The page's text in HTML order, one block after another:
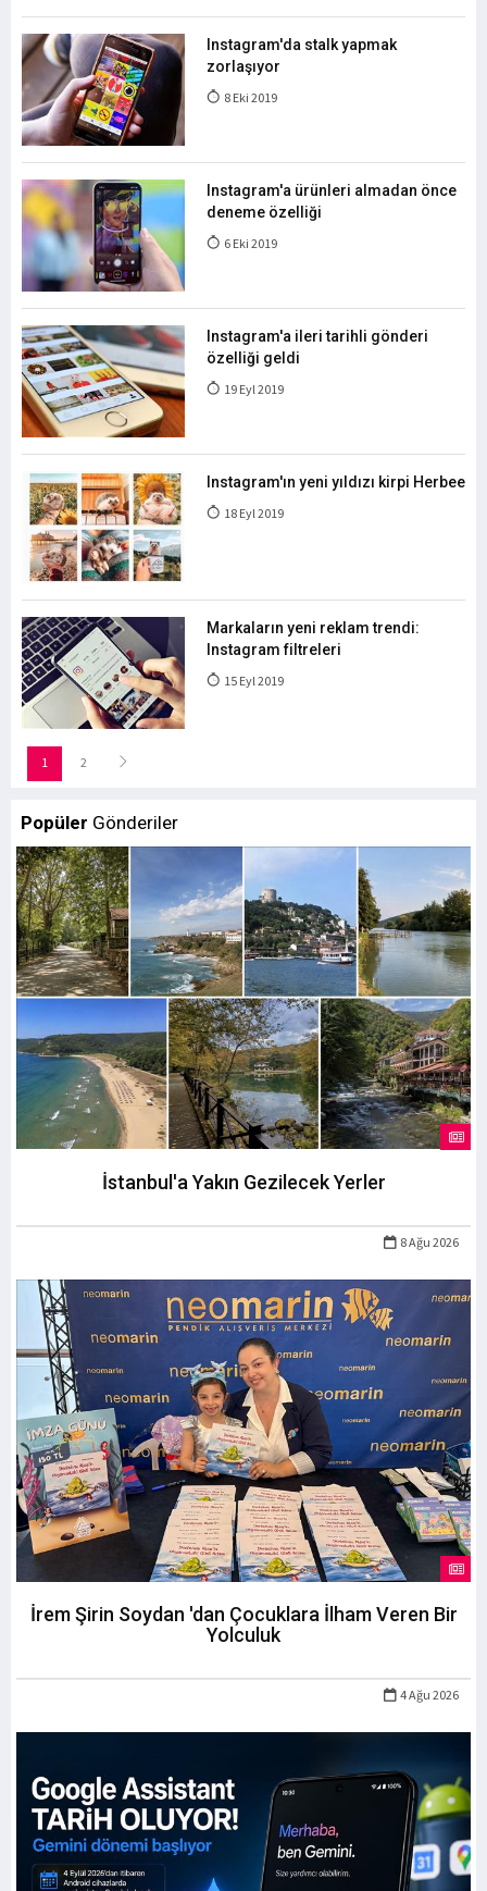
Instagram'da stalk yapmak
zorlaşıyor
8 Eki 2019
Instagram'a ürünleri almadan önce
deneme özelliği
6 Eki 2019
Instagram'a ileri tarihli gönderi
özelliği geldi
19 Eyl 2019
Instagram'ın yeni yıldızı kirpi Herbee
18 Eyl 2019
Markaların yeni reklam trendi:
Instagram filtreleri
15 Eyl 2019
1 2
Popüler Gönderiler
İstanbul'a Yakın Gezilecek Yerler
8 Ağu 2026
İrem Şirin Soydan 'dan Çocuklara İlham Veren Bir
Yolculuk
4 Ağu 2026